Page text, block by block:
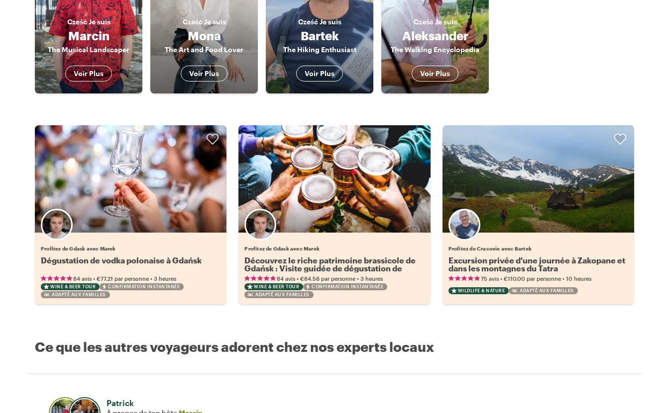
CześćJe suis
Marcin
The Musical Landscaper
Voir Plus
Cześć Je suis
Mona
The Art and Food Lover
Voir Plus
CześćJe suis
Bartek
The Hiking Enthusiast
Voir Plus
CześćJe suis
Aleksander
The Walking Encyclopedia
Voir Plus
Profitez de Gdask avec Marek
Dégustation de vodka polonaise à Gdańsk
84 avis • €77.21 par personne • 3 heures
WINE & BEER TOUR
CONFIRMATION INSTANTANÉE
ADAPTÉ AUX FAMILLES
Profitez de Gdask avec Marek
Découvrez le riche patrimoine brassicole de
Gdańsk : Visite guidée de dégustation de
bière
84 avis •€84.56 par personne •3 heures
WINE & BEER TOUR
CONFIRMATION INSTANTANÉE
ADAPTÉ AUX FAMILLES
Profitez de Cracovie avec Bartek
Excursion privée d'une journée à Zakopane et
dans les montagnes du Tatra
75 avis• €110.00 par personne• 10 heures
WILDLIFE & NATURE ADAPTÉ AUX FAMILLES
Ce que les autres voyageurs adorent chez nos experts locaux
Patrick